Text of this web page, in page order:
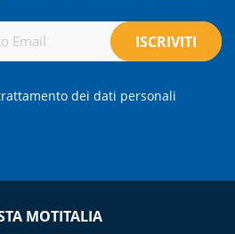
dei dati personali
MOTITALIA